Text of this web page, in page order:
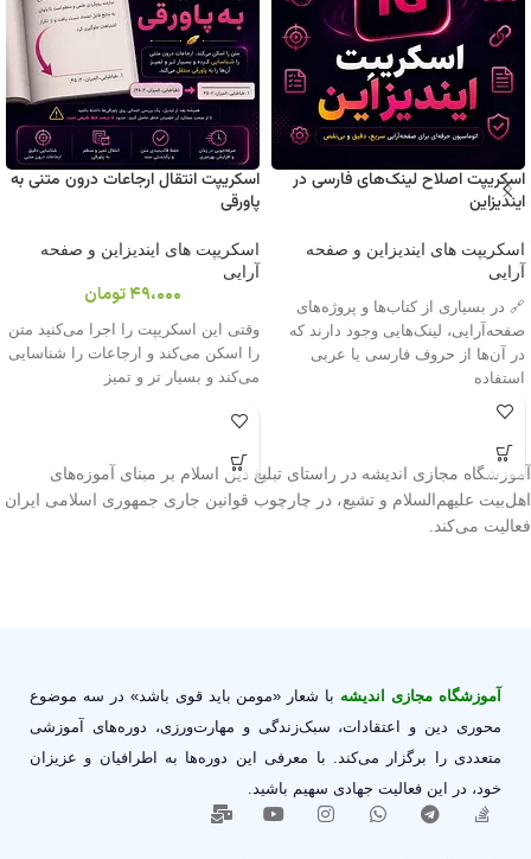
اسکریپت اصلاح لینک‌های فارسی در
ایندیزاین
اسکریپت های ایندیزاین و صفحه
آرایی
🔗 در بسیاری از کتاب‌ها و پروژه‌های
صفحه‌آرایی، لینک‌هایی وجود دارند که
در آن‌ها از حروف فارسی یا عربی
استفاده
اسکریپت انتقال ارجاعات درون متنی به
پاورقی
اسکریپت های ایندیزاین و صفحه
آرایی
49،000تومان
وقتی این اسکریپت را اجرا می‌کنید متن
را اسکن می‌کند و ارجاعات را شناسایی
می‌کند و بسیار تر و تمیز
آموزشگاه مجازی اندیشه در راستای تبلیغ دین اسلام بر مبنای آموزه‌های
اهل‌بیت علیهم‌السلام و تشیع، در چارچوب قوانین جاری جمهوری اسلامی ایران
فعالیت می‌کند.
آموزشگاه مجازی اندیشه با شعار «مومن باید قوی باشد» در سه موضوع
محوری دین و اعتقادات، سبک‌زندگی و مهارت‌ورزی، دوره‌های آموزشی
متعددی را برگزار می‌کند. با معرفی این دوره‌ها به اطرافیان و عزیزان
خود، در این فعالیت جهادی سهیم باشید.